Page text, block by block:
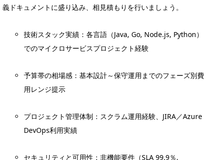
義ドキュメントに盛り込み、相見積もりを行いましょう。
技術スタック実績：各言語（Java, Go, Node.js, Python）
でのマイクロサービスプロジェクト経験
予算帯の相場感：基本設計～保守運用までのフェーズ別費
用レンジ提示
プロジェクト管理体制：スクラム運用経験、JIRA／Azure
DevOps利用実績
セキュリティと可用性：非機能要件（SLA 99.9％,